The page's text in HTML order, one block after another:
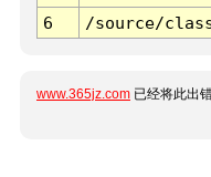
6
/source/
www.365jz.com 已经将此出